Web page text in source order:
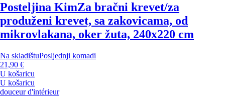
Posteljina KimZa bračni krevet/za
produženi krevet, sa zakovicama, od
mikrovlakana, oker žuta, 240x220 cm
Na skladištuPosljednji komadi
21,90 €
U košaricu
U košaricu
douceur d'intérieur